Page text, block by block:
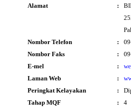
Alamat
:
Nombor Telefon
:
Nombor Faks
:
E-mel
:
Laman Web
:
Peringkat Kelayakan
:
Tahap MQF
:
4